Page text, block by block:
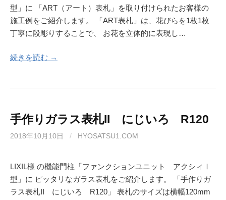
型」に 「ART（アート）表札」を取り付けられたお客様の
施工例をご紹介します。 「ART表札」は、花びらを1枚1枚
丁寧に段彫りすることで、 お花を立体的に表現し…
続きを読む →
手作りガラス表札II にじいろ R120
2018年10月10日 / HYOSATSU1.COM
LIXIL様 の機能門柱「ファンクションユニット アクシィⅠ
型」に ピッタリなガラス表札をご紹介します。 「手作りガ
ラス表札II にじいろ R120」 表札のサイズは横幅120mm